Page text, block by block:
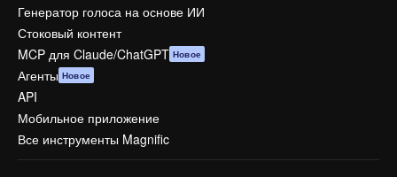
Генератор голоса на основе ИИ
Стоковый контент
MCP для Claude/ChatGPT Новое
Агенты Новое
API
Мобильное приложение
Все инструменты Magnific